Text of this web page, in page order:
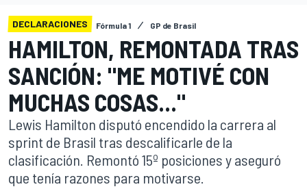
DECLARACIONES Fórmula 1 GP de Brasil
HAMILTON, REMONTADA TRAS
SANCIÓN: "ME MOTIVÉ CON
MUCHAS COSAS..."
Lewis Hamilton disputó encendido la carrera al
sprint de Brasil tras descalificarle de la
clasificación. Remontó 15º posiciones y aseguró
que tenía razones para motivarse.